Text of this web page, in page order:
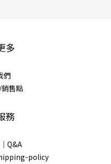
多
們
售點
務
Q&A
policy